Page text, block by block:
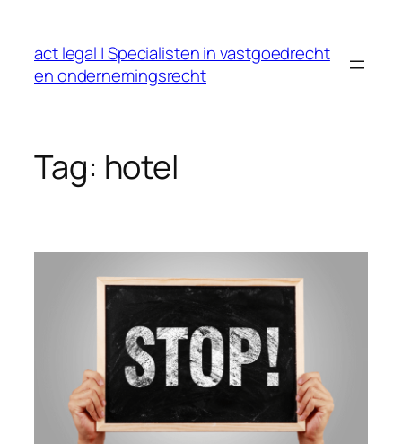
inhoud
act legal | Specialisten in vastgoedrecht
en ondernemingsrecht
Tag: hotel